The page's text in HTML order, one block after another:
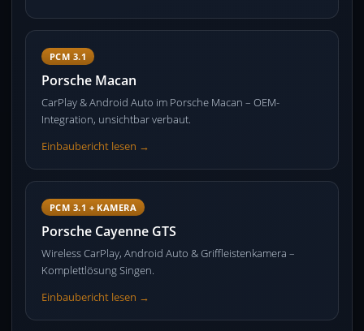
PCM 3.1
Porsche Macan
CarPlay & Android Auto im Porsche Macan – OEM-
Integration, unsichtbar verbaut.
Einbaubericht lesen →
PCM 3.1 + KAMERA
Porsche Cayenne GTS
Wireless CarPlay, Android Auto & Griffleistenkamera –
Komplettlösung Singen.
Einbaubericht lesen →